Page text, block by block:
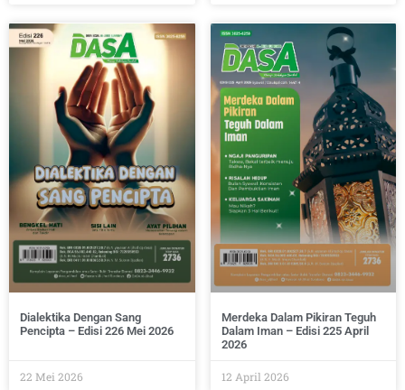
Dialektika Dengan Sang
Pencipta – Edisi 226 Mei 2026
22 Mei 2026
Merdeka Dalam Pikiran Teguh
Dalam Iman – Edisi 225 April
2026
12 April 2026